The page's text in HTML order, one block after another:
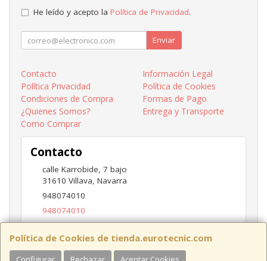
Política de Cookies de tienda.eurotecnic.com
He leído y acepto la Política de Privacidad.
Enviar
Contacto
Información Legal
Política Privacidad
Política de Cookies
Condiciones de Compra
Formas de Pago
¿Quienes Somos?
Entrega y Transporte
Como Comprar
Contacto
calle Karrobide, 7 bajo
31610 Villava, Navarra
948074010
948074010
ventas@eurotecnic.com